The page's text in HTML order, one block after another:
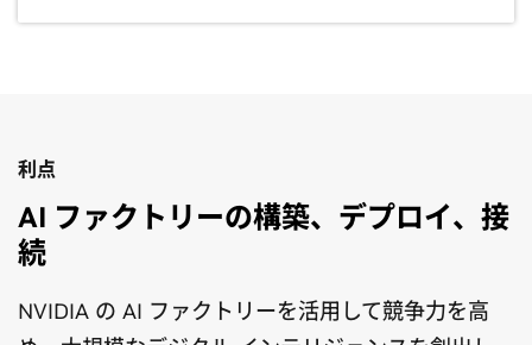
利点
AI ファクトリーの構築、デプロイ、接
続
NVIDIA の AI ファクトリーを活用して競争力を高